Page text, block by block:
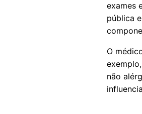
exames
pública
O
não